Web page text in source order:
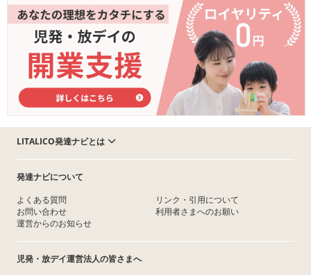
LITALICO発達ナビとは
発達ナビについて
よくある質問
お問い合わせ
運営からのお知らせ
リンク・引用について
利用者さまへのお願い
児発・放デイ運営法人の皆さまへ